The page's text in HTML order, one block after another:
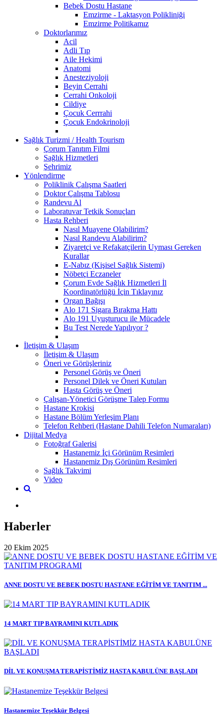
Bebek Dostu Hastane
Emzirme - Laktasyon Polikliniği
Emzirme Politikamız
Doktorlarımız
Acil
Adli Tıp
Aile Hekimi
Anatomi
Anesteziyoloji
Beyin Cerrahi
Cerrahi Onkoloji
Cildiye
Çocuk Cerrrahi
Çocuk Endokrinoloji
Sağlık Turizmi / Health Tourism
Çorum Tanıtım Filmi
Sağlık Hizmetleri
Şehrimiz
Yönlendirme
Poliklinik Çalışma Saatleri
Doktor Çalışma Tablosu
Randevu Al
Laboratuvar Tetkik Sonuçları
Hasta Rehberi
Nasıl Muayene Olabilirim?
Nasıl Randevu Alabilirim?
Ziyaretçi ve Refakatçilerin Uyması Gereken
Kurallar
E-Nabız (Kişisel Sağlık Sistemi)
Nöbetçi Eczaneler
Çorum Evde Sağlık Hizmetleri İl
Koordinatörlüğü İçin Tıklayınız
Organ Bağışı
Alo 171 Sigara Bırakma Hattı
Alo 191 Uyuşturucu ile Mücadele
Bu Test Nerede Yapılıyor ?
İletişim & Ulaşım
İletişim & Ulaşım
Öneri ve Görüşleriniz
Personel Görüş ve Öneri
Personel Dilek ve Öneri Kutuları
Hasta Görüş ve Öneri
Çalışan-Yönetici Görüşme Talep Formu
Hastane Krokisi
Hastane Bölüm Yerleşim Planı
Telefon Rehberi (Hastane Dahili Telefon Numaraları)
Dijital Medya
Fotoğraf Galerisi
Hastanemiz İçi Görünüm Resimleri
Hastanemiz Dış Görünüm Resimleri
Sağlık Takvimi
Video
Haberler
20 Ekim 2025
ANNE DOSTU VE BEBEK DOSTU HASTANE EĞİTİM VE TANITIM ...
14 MART TIP BAYRAMINI KUTLADIK
DİL VE KONUŞMA TERAPİSTİMİZ HASTA KABULÜNE BAŞLADI
Hastanemize Teşekkür Belgesi